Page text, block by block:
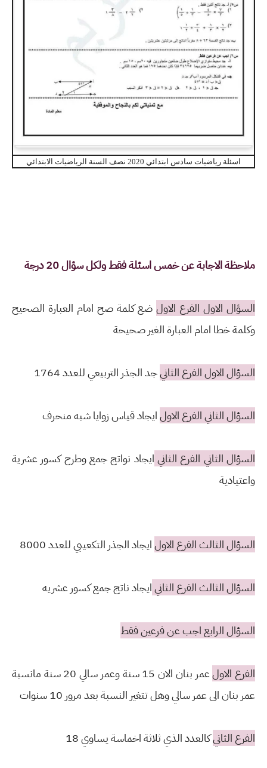
اسئلة رياضيات سادس ابتدائي 2020 نصف السنة الرياضيات الابتدائي
ملاحظة الاجابة عن خمس اسئلة فقط ولكل سؤال 20 درجة
السؤال الاول الفرع الاولضع كلمة صح امام العبارة الصحيح
وكلمة خطا امام العبارة الغير صحيحة
السؤال الاول الفرع الثانيجد الجذر التربيعي للعدد 1764
السؤال الثاني الفرع الاولايجاد قياس زوايا شبه منحرف
السؤال الثاني الفرع الثاني ايجاد نواتج جمع وطرح كسور عشرية
واعتيادية
السؤال الثالث الفرع الاولايجاد الجذر التكعيبي للعدد 8000
السؤال الثالث الفرع الثانيايجاد ناتج جمع كسور عشريه
السؤال الرابع اجب عن فرعين فقط
الفرع الاول
عمر بنان الان 15 سنة وعمر سالي 20 سنة مانسبة
عمر بنان الى عمر سالي وهل تتغير النسبة بعد مرور 10 سنوات
الفرع الثانيكالعدد الذي ثلاثة اخماسة يساوي 18